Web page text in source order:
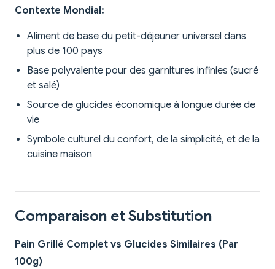
Contexte Mondial:
Aliment de base du petit-déjeuner universel dans
plus de 100 pays
Base polyvalente pour des garnitures infinies (sucré
et salé)
Source de glucides économique à longue durée de
vie
Symbole culturel du confort, de la simplicité, et de la
cuisine maison
Comparaison et Substitution
Pain Grillé Complet vs Glucides Similaires (Par
100g)